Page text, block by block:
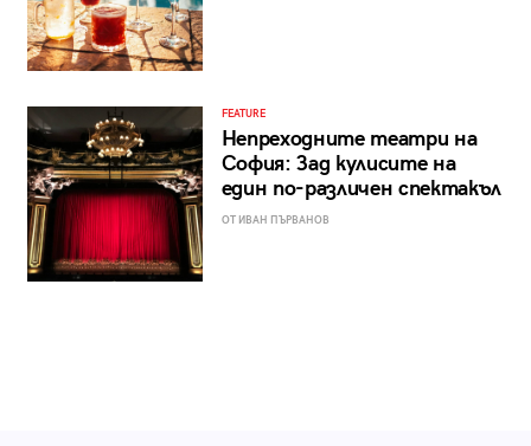
FEATURE
Непреходните театри на
София: Зад кулисите на
един по-различен спектакъл
ОТ ИВАН ПЪРВАНОВ